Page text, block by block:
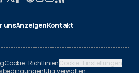
unsAnzeigenKontakt
Cookie-RichtlinienCookie-Einstellungen
Utiq verwalten